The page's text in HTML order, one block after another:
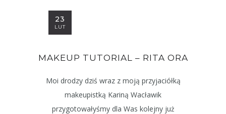
23
LUT
MAKEUP TUTORIAL – RITA ORA
Moi drodzy dziś wraz z moją przyjaciółką
makeupistką Kariną Wacławik
przygotowałyśmy dla Was kolejny już